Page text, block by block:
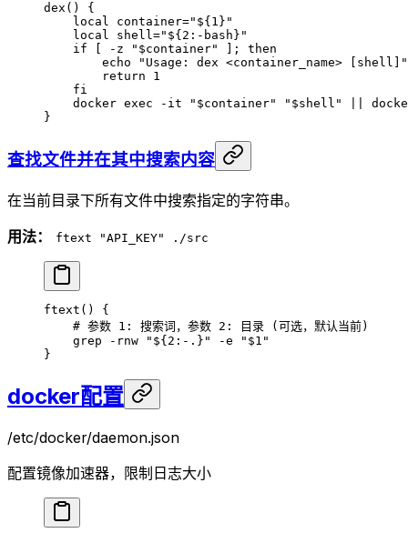
dex () {
    local
container=" ${1} "
    local
shell=" ${2 :- bash } "
    if
-z " $container" ]; then
        echo
"Usage: dex <container_name> [shell]"
        return
1
    fi
    docker
exec -it " $container" " $shell "
}
查找文件并在其中搜索内容
在当前目录下所有文件中搜索指定的字符串。
用法：
ftext "API_KEY" ./src
ftext () {
    # 参数 1: 搜索词，参数 2: 目录 (可选，默认当前)
    grep
-rnw " ${2 :- . } " -e " $1 "
}
docker配置
/etc/docker/daemon.json
配置镜像加速器，限制日志大小